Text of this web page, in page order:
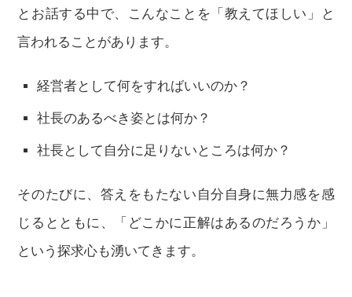
とお話する中で、こんなことを「教えてほしい」と
言われることがあります。
経営者として何をすればいいのか？
社長のあるべき姿とは何か？
社長として自分に足りないところは何か？
そのたびに、答えをもたない自分自身に無力感を感
じるとともに、「どこかに正解はあるのだろうか」
という探求心も湧いてきます。